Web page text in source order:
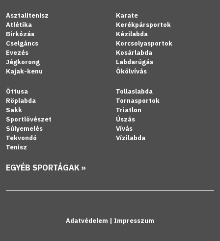
Asztalitenisz
Atlétika
Birkózás
Cselgáncs
Evezés
Jégkorong
Kajak-kenu
Karate
Kerékpársportok
Kézilabda
Korcsolyasportok
Kosárlabda
Labdarúgás
Ökölvívás
Öttusa
Röplabda
Sakk
Sportlövészet
Súlyemelés
Tekvondó
Tenisz
Tollaslabda
Tornasportok
Triatlon
Úszás
Vívás
Vízilabda
EGYÉB SPORTÁGAK »
Adatvédelem | Impresszum